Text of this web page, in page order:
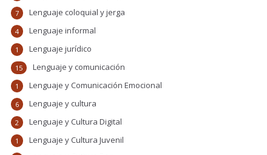
Lenguaje coloquial y jerga
7
Lenguaje informal
4
Lenguaje jurídico
1
Lenguaje y comunicación
15
Lenguaje y Comunicación Emocional
1
Lenguaje y cultura
6
Lenguaje y Cultura Digital
2
Lenguaje y Cultura Juvenil
1